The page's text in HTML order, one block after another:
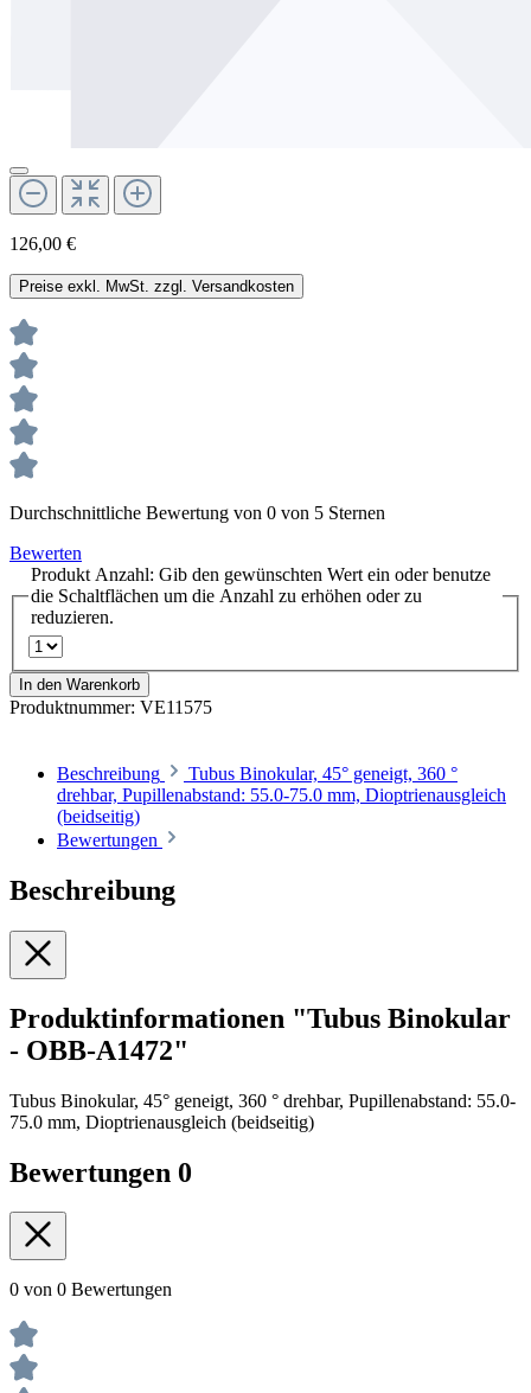
126,00 €
Preise exkl. MwSt. zzgl. Versandkosten
Durchschnittliche Bewertung von 0 von 5 Sternen
Bewerten
Produkt Anzahl: Gib den gewünschten Wert ein oder benutze
die Schaltflächen um die Anzahl zu erhöhen oder zu
reduzieren.
In den Warenkorb
Produktnummer: VE11575
Beschreibung
Tubus Binokular, 45° geneigt, 360 °
drehbar, Pupillenabstand: 55.0-75.0 mm, Dioptrienausgleich
(beidseitig)
Bewertungen
Beschreibung
Produktinformationen "Tubus Binokular
- OBB-A1472"
Tubus Binokular, 45° geneigt, 360 ° drehbar, Pupillenabstand: 55.0-
75.0 mm, Dioptrienausgleich (beidseitig)
Bewertungen 0
0 von 0 Bewertungen